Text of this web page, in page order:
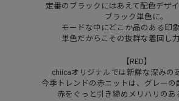
定番のブラックにはあえて配色デザイ
ブラック単色に。
モードな中にどこか品のある印象
単色だからこその抜群な着回し力
【RED】
chiicaオリジナルでは新鮮な深みの
今季トレンドの赤ニットは、グレーの
赤をぐっと引き締めメリハリのあ